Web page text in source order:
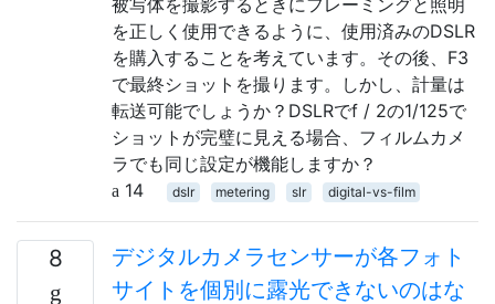
を正しく使用できるように、使用済みのDSLR
を購入することを考えています。その後、F3
で最終ショットを撮ります。しかし、計量は
転送可能でしょうか？DSLRでf / 2の1/125で
ショットが完璧に見える場合、フィルムカメ
ラでも同じ設定が機能しますか？
14
dslr metering slr digital-vs-film
8
デジタルカメラセンサーが各フォト
サイトを個別に露光できないのはな